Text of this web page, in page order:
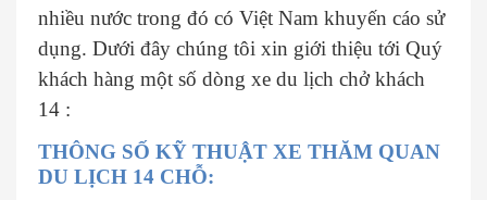
nhiều nước trong đó có Việt Nam khuyến cáo sử
dụng. Dưới đây chúng tôi xin giới thiệu tới Quý
khách hàng một số dòng xe du lịch chở khách
14 :
THÔNG SỐ KỸ THUẬT XE THĂM QUAN
DU LỊCH 14 CHỖ: